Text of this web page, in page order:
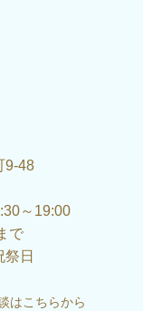
9-48
～19:00
で
日
はこちらから